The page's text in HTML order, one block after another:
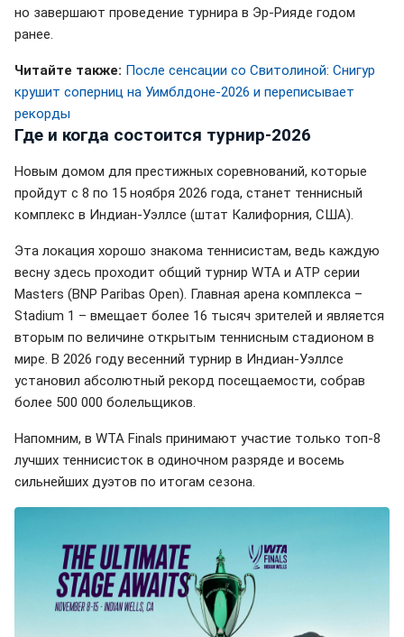
но завершают проведение турнира в Эр-Рияде годом
ранее.
Читайте также: После сенсации со Свитолиной: Снигур
крушит соперниц на Уимблдоне-2026 и переписывает
рекорды
Где и когда состоится турнир-2026
Новым домом для престижных соревнований, которые
пройдут с 8 по 15 ноября 2026 года, станет теннисный
комплекс в Индиан-Уэллсе (штат Калифорния, США).
Эта локация хорошо знакома теннисистам, ведь каждую
весну здесь проходит общий турнир WTA и ATP серии
Masters (BNP Paribas Open). Главная арена комплекса –
Stadium 1 – вмещает более 16 тысяч зрителей и является
вторым по величине открытым теннисным стадионом в
мире. В 2026 году весенний турнир в Индиан-Уэллсе
установил абсолютный рекорд посещаемости, собрав
более 500 000 болельщиков.
Напомним, в WTA Finals принимают участие только топ-8
лучших теннисисток в одиночном разряде и восемь
сильнейших дуэтов по итогам сезона.